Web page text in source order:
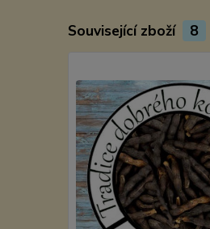
Související zboží 8